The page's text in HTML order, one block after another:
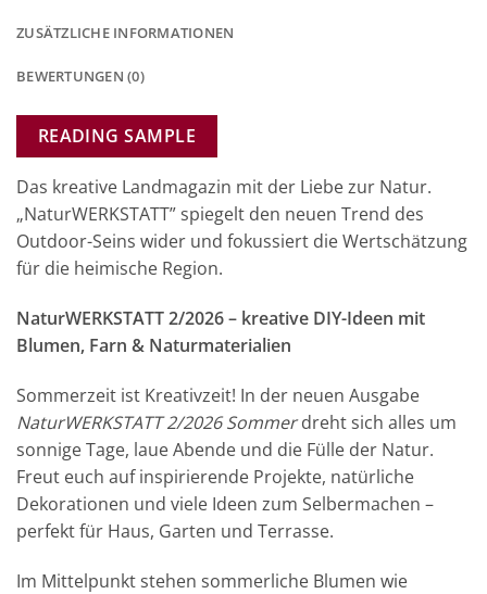
ZUSÄTZLICHE INFORMATIONEN
BEWERTUNGEN (0)
READING SAMPLE
Das kreative Landmagazin mit der Liebe zur Natur.
„NaturWERKSTATT” spiegelt den neuen Trend des
Outdoor-Seins wider und fokussiert die Wertschätzung
für die heimische Region.
NaturWERKSTATT 2/2026 – kreative DIY-Ideen mit
Blumen, Farn & Naturmaterialien
Sommerzeit ist Kreativzeit! In der neuen Ausgabe
NaturWERKSTATT 2/2026 Sommerdreht sich alles um
sonnige Tage, laue Abende und die Fülle der Natur.
Freut euch auf inspirierende Projekte, natürliche
Dekorationen und viele Ideen zum Selbermachen –
perfekt für Haus, Garten und Terrasse.
Im Mittelpunkt stehen sommerliche Blumen wie